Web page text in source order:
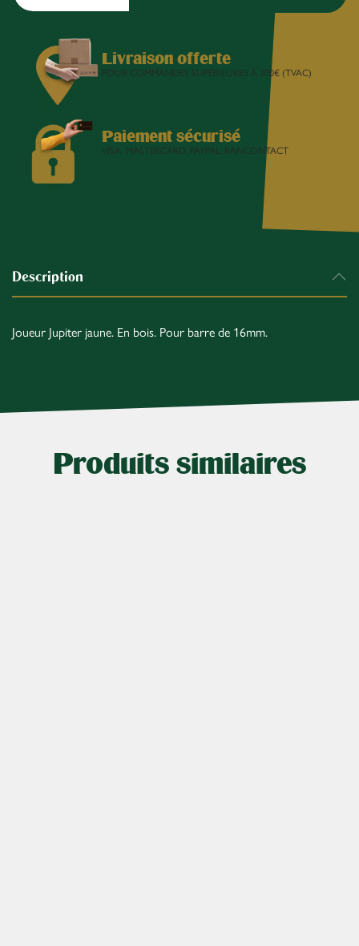
Livraison offerte
POUR COMMANDES SUPÉRIEURES À 200€ (TVAC)
Paiement sécurisé
VISA, MASTERCARD, PAYPAL, BANCONTACT
Description
Joueur Jupiter jaune. En bois. Pour barre de 16mm.
Produits similaires